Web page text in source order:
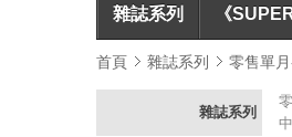
雜誌系列 《
首頁 雜誌系列 零售單
雜誌系列